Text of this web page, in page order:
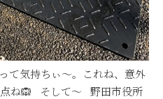
て気持ちぃ～。これね、意外
点ね🙉 そして～ 野田市役所